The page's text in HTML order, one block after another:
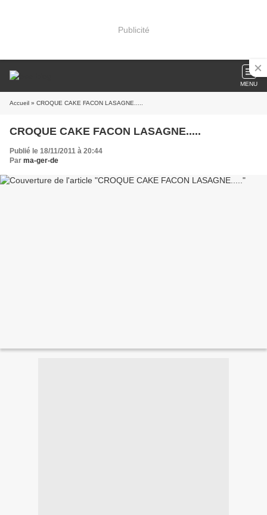
Publicité
MENU
Accueil » CROQUE CAKE FACON LASAGNE.....
CROQUE CAKE FACON LASAGNE.....
Publié le 18/11/2011 à 20:44
Par ma-ger-de